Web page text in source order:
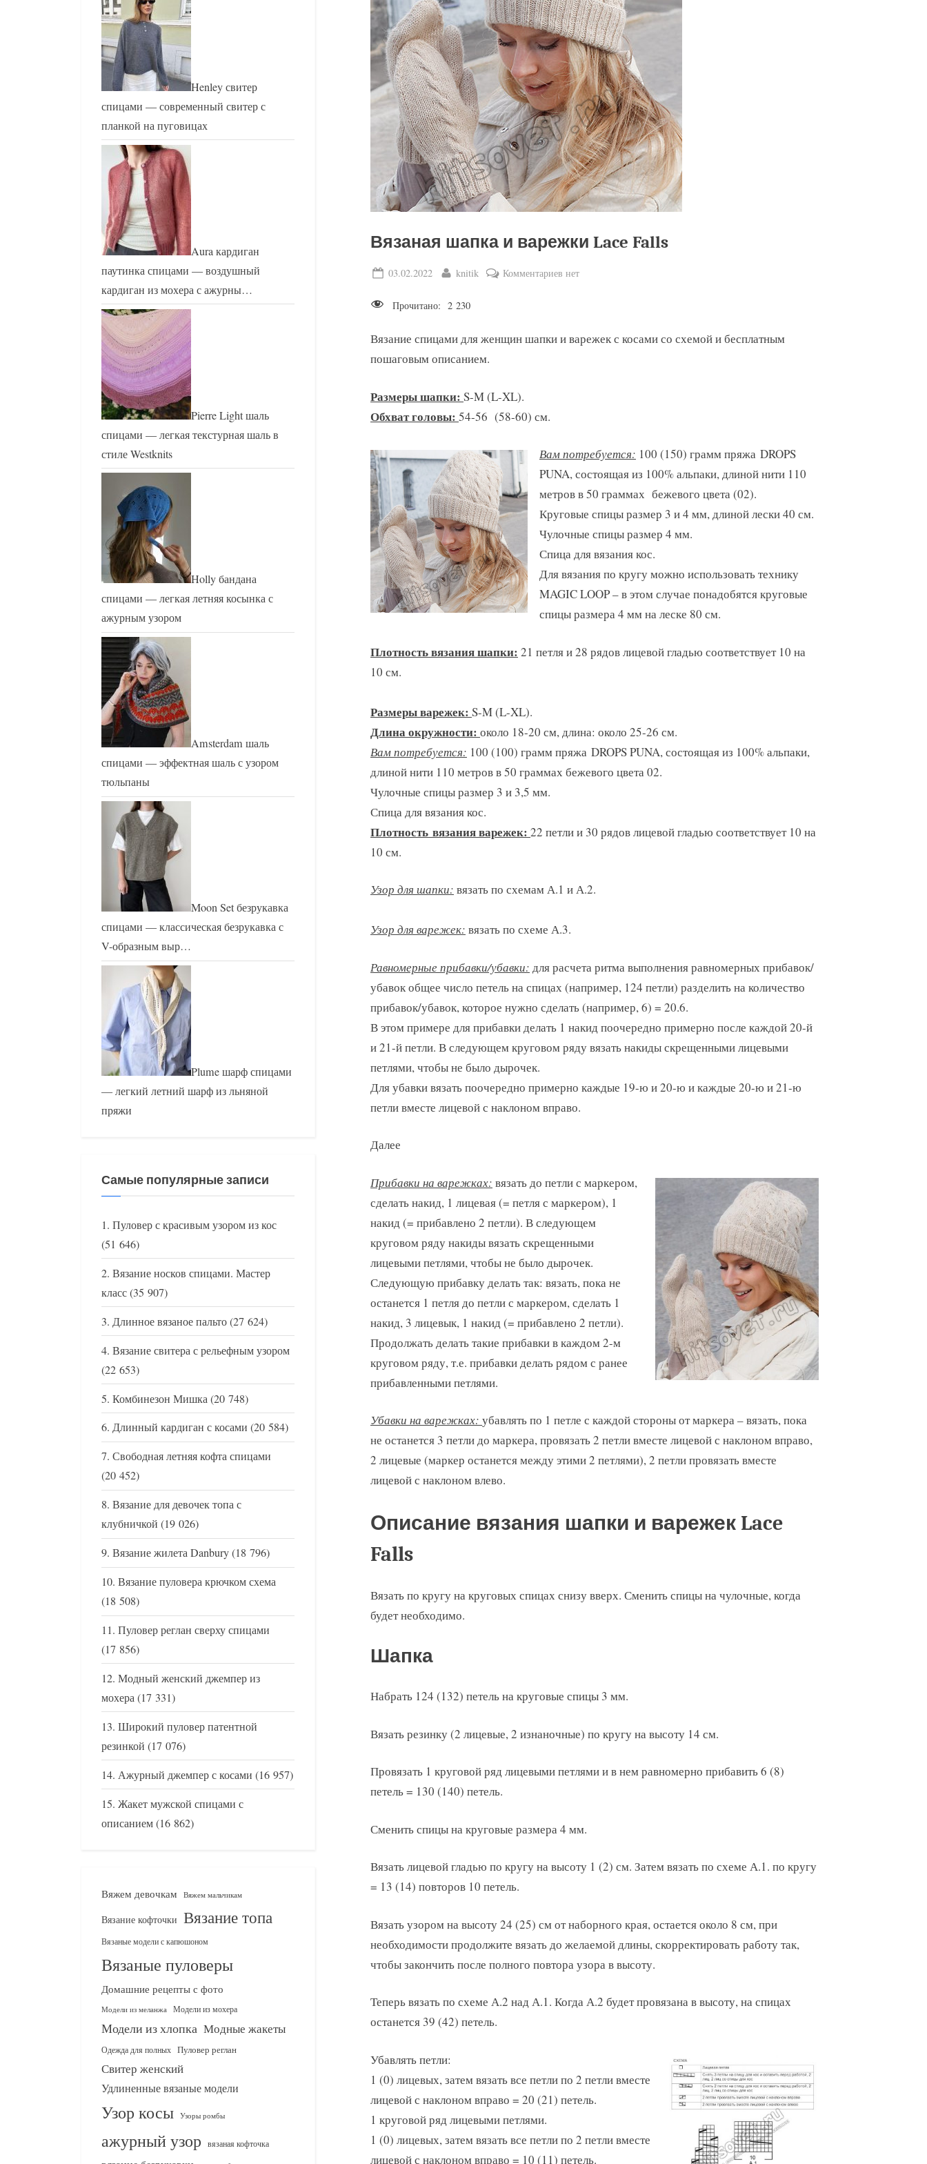
Вязаная шапка и варежки Lace Falls
Posted
03.02.2022 By
knitik Комментариев к
и
нет
Прочитано: 2 230
Вязание спицами для женщин шапки и варежек с косами со схемой и бесплатным
пошаговым описанием.
Размеры шапки: S-M (L-XL).
Обхват головы: 54-56 (58-60) см.
Вам потребуется: 100 (150) грамм пряжа DROPS
PUNA, состоящая из 100% альпаки, длиной нити 110
метров в 50 граммах бежевого цвета (02).
Круговые спицы размер 3 и 4 мм, длиной лески 40 см.
Чулочные спицы размер 4 мм.
Спица для вязания кос.
Для вязания по кругу можно использовать технику
MAGIC LOOP – в этом случае понадобятся круговые
спицы размера 4 мм на леске 80 см.
Плотность вязания шапки: 21 петля и 28 рядов лицевой гладью соответствует 10 на
10 см.
Размеры варежек: S-M (L-XL).
Длина окружности: около 18-20 см, длина: около 25-26 см.
Вам потребуется: 100 (100) грамм пряжа DROPS PUNA, состоящая из 100% альпаки,
длиной нити 110 метров в 50 граммах бежевого цвета 02.
Чулочные спицы размер 3 и 3,5 мм.
Спица для вязания кос.
Плотность вязания варежек: 22 петли и 30 рядов лицевой гладью соответствует 10 на
10 см.
Узор для шапки: вязать по схемам А.1 и А.2.
Узор для варежек: вязать по схеме А.3.
Равномерные прибавки/убавки: для расчета ритма выполнения равномерных прибавок/
убавок общее число петель на спицах (например, 124 петли) разделить на количество
прибавок/убавок, которое нужно сделать (например, 6) = 20.6.
В этом примере для прибавки делать 1 накид поочередно примерно после каждой 20-й
и 21-й петли. В следующем круговом ряду вязать накиды скрещенными лицевыми
петлями, чтобы не было дырочек.
Для убавки вязать поочередно примерно каждые 19-ю и 20-ю и каждые 20-ю и 21-ю
петли вместе лицевой с наклоном вправо.
Далее
Прибавки на варежках: вязать до петли с маркером,
сделать накид, 1 лицевая (= петля с маркером), 1
накид (= прибавлено 2 петли). В следующем
круговом ряду накиды вязать скрещенными
лицевыми петлями, чтобы не было дырочек.
Следующую прибавку делать так: вязать, пока не
останется 1 петля до петли с маркером, сделать 1
накид, 3 лицевык, 1 накид (= прибавлено 2 петли).
Продолжать делать такие прибавки в каждом 2-м
круговом ряду, т.е. прибавки делать рядом с ранее
прибавленными петлями.
Убавки на варежках: убавлять по 1 петле с каждой стороны от маркера – вязать, пока
не останется 3 петли до маркера, провязать 2 петли вместе лицевой с наклоном вправо,
2 лицевые (маркер останется между этими 2 петлями), 2 петли провязать вместе
лицевой с наклоном влево.
Описание вязания шапки и варежек Lace
Falls
Вязать по кругу на круговых спицах снизу вверх. Сменить спицы на чулочные, когда
будет необходимо.
Шапка
Набрать 124 (132) петель на круговые спицы 3 мм.
Вязать резинку (2 лицевые, 2 изнаночные) по кругу на высоту 14 см.
Провязать 1 круговой ряд лицевыми петлями и в нем равномерно прибавить 6 (8)
петель = 130 (140) петель.
Сменить спицы на круговые размера 4 мм.
Вязать лицевой гладью по кругу на высоту 1 (2) см. Затем вязать по схеме А.1. по кругу
= 13 (14) повторов 10 петель.
Вязать узором на высоту 24 (25) см от наборного края, остается около 8 см, при
необходимости продолжите вязать до желаемой длины, скорректировать работу так,
чтобы закончить после полного повтора узора в высоту.
Теперь вязать по схеме А.2 над А.1. Когда А.2 будет провязана в высоту, на спицах
останется 39 (42) петель.
Убавлять петли:
1 (0) лицевых, затем вязать все петли по 2 петли вместе
лицевой с наклоном вправо = 20 (21) петель.
1 круговой ряд лицевыми петлями.
1 (0) лицевых, затем вязать все петли по 2 петли вместе
лицевой с наклоном вправо = 10 (11) петель.
Henley свитер
спицами — современный свитер с
планкой на пуговицах
Aura кардиган
паутинка спицами — воздушный
кардиган из мохера с ажурны…
Pierre Light шаль
спицами — легкая текстурная шаль в
стиле Westknits
Holly бандана
спицами — легкая летняя косынка с
ажурным узором
Amsterdam шаль
спицами — эффектная шаль с узором
тюльпаны
Moon Set безрукавка
спицами — классическая безрукавка с
V-образным выр…
Plume шарф спицами
— легкий летний шарф из льняной
пряжи
Самые популярные записи
Пуловер с красивым узором из кос
(51 646)
Вязание носков спицами. Мастер
класс(35 907)
Длинное вязаное пальто(27 624)
Вязание свитера с рельефным узором
(22 653)
Комбинезон Мишка(20 748)
Длинный кардиган с косами (20 584)
Свободная летняя кофта спицами
(20 452)
Вязание для девочек топа с
клубничкой (19 026)
Вязание жилета Danbury(18 796)
Вязание пуловера крючком схема
(18 508)
Пуловер реглан сверху спицами
(17 856)
Модный женский джемпер из
мохера(17 331)
Широкий пуловер патентной
резинкой (17 076)
Ажурный джемпер с косами (16 957)
Жакет мужской спицами с
описанием(16 862)
Вяжем девочкам Вяжем мальчикам
Вязание кофточки Вязание топа
Вязаные модели с капюшоном
Вязаные пуловеры
Домашние рецепты с фото
Модели из меланжа Модели из мохера
Модели из хлопка Модные жакеты
Одежда для полных Пуловер реглан
Свитер женский
Удлиненные вязаные модели
Узор косы Узоры ромбы
ажурный узор вязаная кофточка